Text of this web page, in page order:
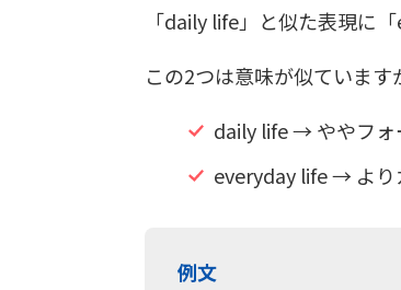
「daily life」と似た表現に
この2つは意味が似ています
daily life → ややフォ
everyday life → より
例文